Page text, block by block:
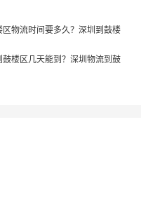
物流时间要多久？ 深圳到鼓楼
楼区几天能到？ 深圳物流到鼓